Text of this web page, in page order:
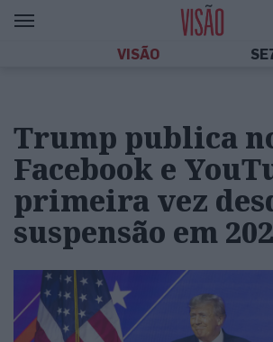
VISÃO
Trump publica
Facebook e
primeira vez
suspensão em